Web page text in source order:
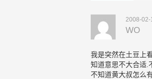
2008-02-
WO
我是突然在土豆上
知道意思不大合适.
不知道黄大叔怎么